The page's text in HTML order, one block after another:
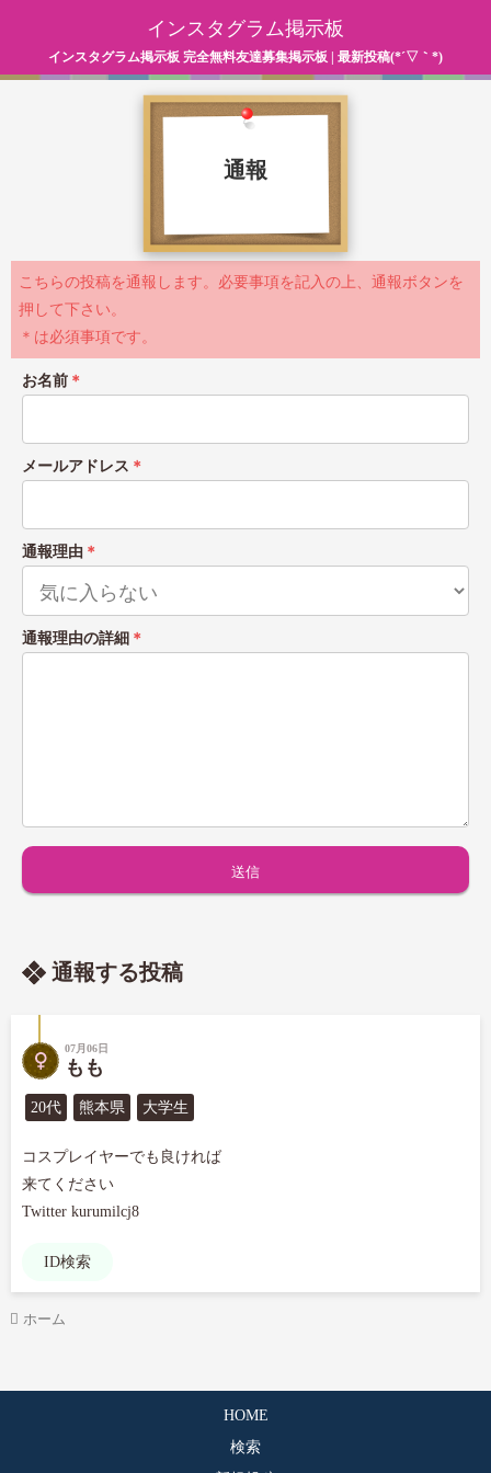
インスタグラム掲示板
インスタグラム掲示板 完全無料友達募集掲示板 | 最新投稿(*´▽｀*)
通報
こちらの投稿を通報します。必要事項を記入の上、通報ボタンを
押して下さい。
＊は必須事項です。
お名前 ＊
メールアドレス ＊
通報理由 ＊
通報理由の詳細 ＊
通報する投稿
07月06日
もも
20代 熊本県 大学生
コスプレイヤーでも良ければ
来てください
Twitter kurumilcj8
ID検索
ホーム
HOME
検索